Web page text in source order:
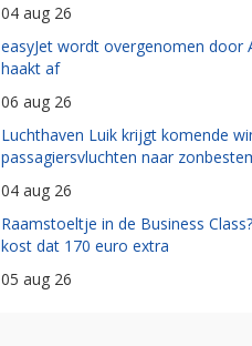
04 aug 26
easyJet wordt overgenomen door
haakt af
06 aug 26
Luchthaven Luik krijgt komende
passagiersvluchten naar
04 aug 26
Raamstoeltje in de Business
kost dat 170 euro extra
05 aug 26